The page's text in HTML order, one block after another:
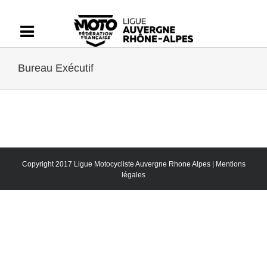
contenu
Bureau Exécutif
Copyright 2017 Ligue Motocycliste Auvergne Rhone Alpes |
Mentions
légales